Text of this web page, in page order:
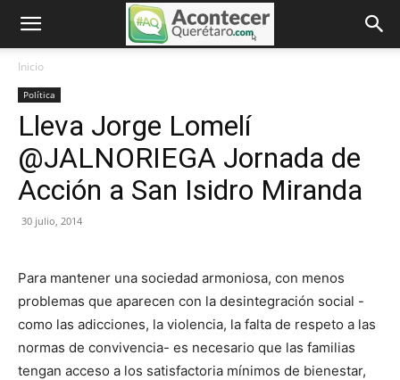
Inicio
Política
Lleva Jorge Lomelí
@JALNORIEGA Jornada de
Acción a San Isidro Miranda
30 julio, 2014
Para mantener una sociedad armoniosa, con menos
problemas que aparecen con la desintegración social -
como las adicciones, la violencia, la falta de respeto a las
normas de convivencia- es necesario que las familias
tengan acceso a los satisfactoria mínimos de bienestar,